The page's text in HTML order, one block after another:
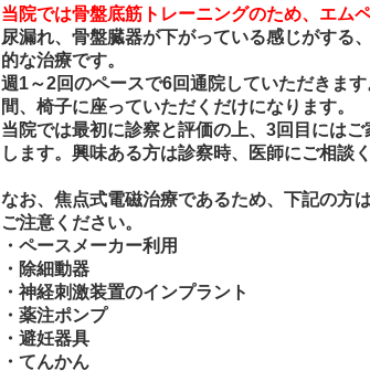
当院では骨盤底筋トレーニングのため、エム
尿漏れ、骨盤臓器が下がっている感じがする
的な治療です。
週1～2回のペースで6回通院していただきま
間、椅子に座っていただくだけになります。
当院では最初に診察と評価の上、3回目には
します。興味ある方は診察時、医師にご相談く
なお、焦点式電磁治療であるため、下記の方
ご注意ください。
・ペースメーカー利用
・除細動器
・神経刺激装置のインプラント
・薬注ポンプ
・避妊器具
・てんかん